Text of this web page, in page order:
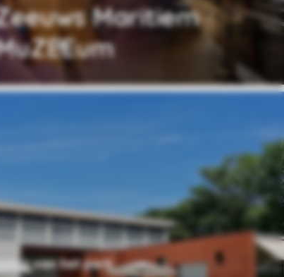
Maritiem
van het park